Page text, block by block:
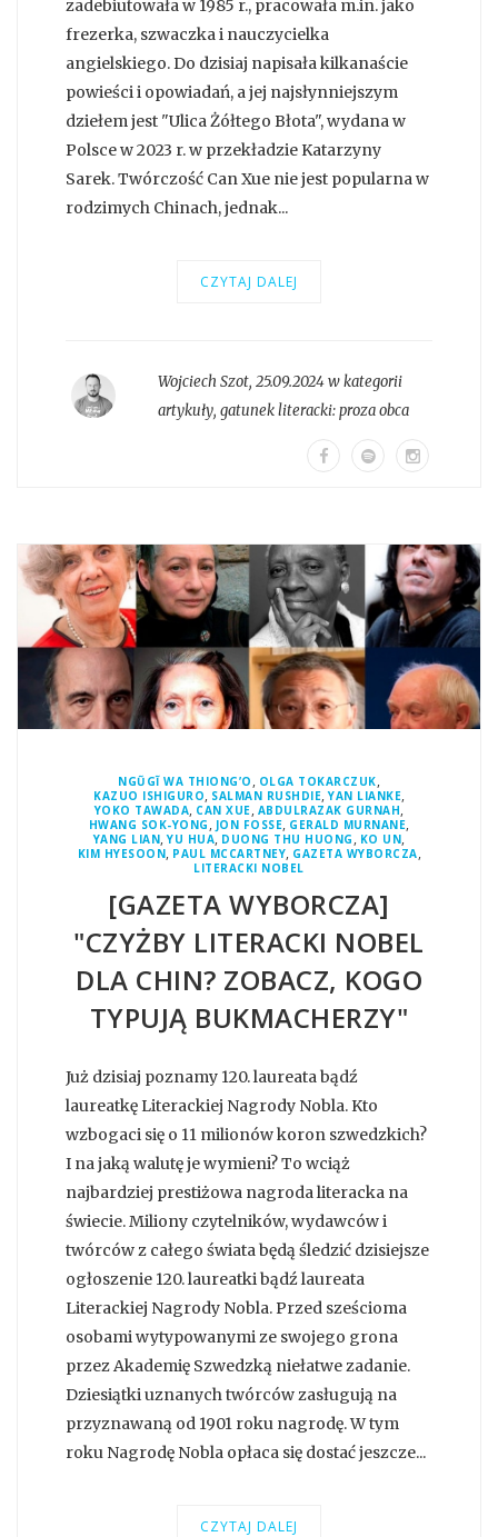
zadebiutowała w 1985 r., pracowała m.in. jako
frezerka, szwaczka i nauczycielka
angielskiego. Do dzisiaj napisała kilkanaście
powieści i opowiadań, a jej najsłynniejszym
dziełem jest "Ulica Żółtego Błota", wydana w
Polsce w 2023 r. w przekładzie Katarzyny
Sarek. Twórczość Can Xue nie jest popularna w
rodzimych Chinach, jednak...
CZYTAJ DALEJ
Wojciech Szot, 25.09.2024 w kategorii
artykuły, gatunek literacki:proza obca
NGŨGĨ WA THIONG’O , OLGA TOKARCZUK,
KAZUO ISHIGURO, SALMAN RUSHDIE,YAN LIANKE,
YOKO TAWADA, CAN XUE, ABDULRAZAK GURNAH,
HWANG SOK-YONG , JON FOSSE, GERALD MURNANE,
YANG LIAN,YU HUA, DUONG THU HUONG , KO UN,
KIM HYESOON, PAUL MCCARTNEY, GAZETA WYBORCZA,
LITERACKI NOBEL
[GAZETA WYBORCZA]
"CZYŻBY LITERACKI NOBEL
DLA CHIN? ZOBACZ, KOGO
TYPUJĄ BUKMACHERZY"
Już dzisiaj poznamy 120. laureata bądź
laureatkę Literackiej Nagrody Nobla. Kto
wzbogaci się o 11 milionów koron szwedzkich?
I na jaką walutę je wymieni? To wciąż
najbardziej prestiżowa nagroda literacka na
świecie. Miliony czytelników, wydawców i
twórców z całego świata będą śledzić dzisiejsze
ogłoszenie 120. laureatki bądź laureata
Literackiej Nagrody Nobla. Przed sześcioma
osobami wytypowanymi ze swojego grona
przez Akademię Szwedzką niełatwe zadanie.
Dziesiątki uznanych twórców zasługują na
przyznawaną od 1901 roku nagrodę. W tym
roku Nagrodę Nobla opłaca się dostać jeszcze...
CZYTAJ DALEJ